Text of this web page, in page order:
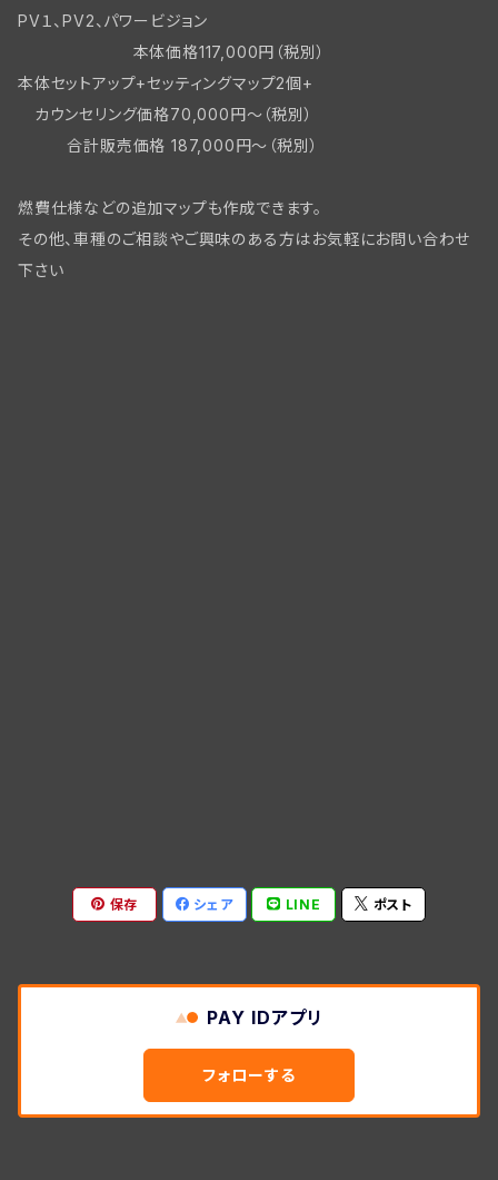
PV１、PV2、パワービジョン
本体価格117,000円（税別）
本体セットアップ+セッティングマップ2個+
カウンセリング価格70,000円～（税別）
合計販売価格 187,000円～（税別）
燃費仕様などの追加マップも作成できます。
その他、車種のご相談やご興味のある方はお気軽にお問い合わせ
下さい
保存 シェア LINE ポスト
PAY IDアプリ
フォローする